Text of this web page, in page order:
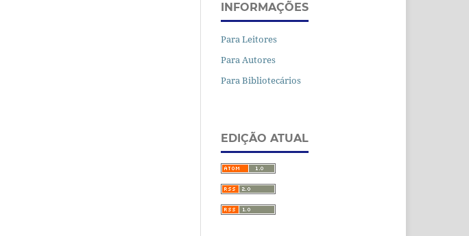
INFORMAÇÕES
Para Leitores
Para Autores
Para Bibliotecários
EDIÇÃO ATUAL